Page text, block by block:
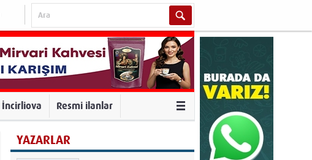
İncirliova Resmi ilanlar
YAZARLAR